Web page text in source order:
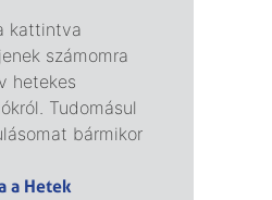
kattintva
számomra
hetekes
Tudomásul
bármikor
a Hetek